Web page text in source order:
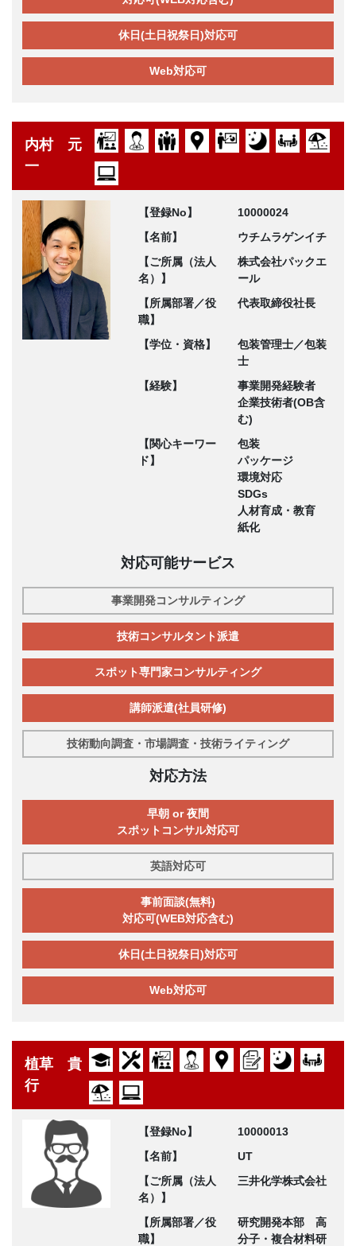
休日(土日祝祭日)対応可
Web対応可
内村 元
一
【登録No】
10000024
【名前】
ウチムラゲンイチ
【ご所属（法人
名）】
株式会社パックエ
ール
【所属部署／役
職】
代表取締役社長
【学位・資格】
包装管理士／包装
士
【経験】
事業開発経験者
企業技術者(OB含
む)
【関心キーワー
ド】
包装
パッケージ
環境対応
SDGs
人材育成・教育
紙化
対応可能サービス
事業開発コンサルティング
技術コンサルタント派遣
スポット専門家コンサルティング
講師派遣(社員研修)
技術動向調査・市場調査・技術ライティング
対応方法
早朝 or 夜間
スポットコンサル対応可
英語対応可
事前面談(無料)
対応可(WEB対応含む)
休日(土日祝祭日)対応可
Web対応可
植草 貴
行
【登録No】
10000013
【名前】
UT
【ご所属（法人
名）】
三井化学株式会社
【所属部署／役
職】
研究開発本部 高
分子・複合材料研